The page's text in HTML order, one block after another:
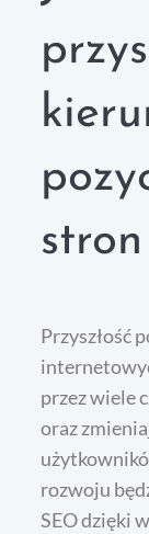
Przyszłość
przez wiele
oraz
rozwoju
SEO dzięki